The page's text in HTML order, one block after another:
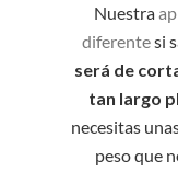
Nuestra
diferentesi
será de
tan largo
necesitas
peso que